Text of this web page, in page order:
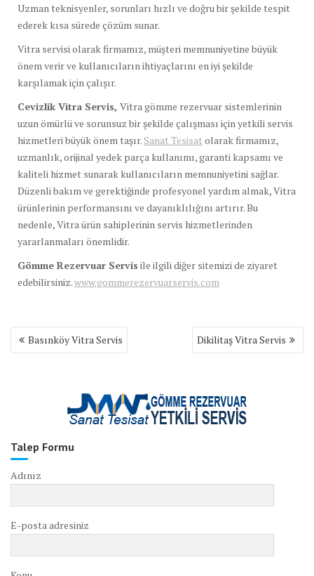
Uzman teknisyenler, sorunları hızlı ve doğru bir şekilde tespit
ederek kısa sürede çözüm sunar.
Vitra servisi olarak firmamız, müşteri memnuniyetine büyük
önem verir ve kullanıcıların ihtiyaçlarını en iyi şekilde
karşılamak için çalışır.
Cevizlik Vitra Servis, Vitra gömme rezervuar sistemlerinin
uzun ömürlü ve sorunsuz bir şekilde çalışması için yetkili servis
hizmetleri büyük önem taşır. Sanat Tesisat olarak firmamız,
uzmanlık, orijinal yedek parça kullanımı, garanti kapsamı ve
kaliteli hizmet sunarak kullanıcıların memnuniyetini sağlar.
Düzenli bakım ve gerektiğinde profesyonel yardım almak, Vitra
ürünlerinin performansını ve dayanıklılığını artırır. Bu
nedenle, Vitra ürün sahiplerinin servis hizmetlerinden
yararlanmaları önemlidir.
Gömme Rezervuar Servis ile ilgili diğer sitemizi de ziyaret
edebilirsiniz.www.gommerezervuarservis.com
Yazı
gezinmesi
Basınköy Vitra Servis Dikilitaş Vitra Servis
Talep Formu
Adınız
E-posta adresiniz